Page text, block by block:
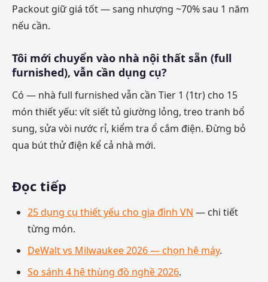
Packout giữ giá tốt — sang nhượng ~70% sau 1 năm
nếu cần.
Tôi mới chuyển vào nhà nội thất sẵn (full
furnished), vẫn cần dụng cụ?
Có — nhà full furnished vẫn cần Tier 1 (1tr) cho 15
món thiết yếu: vít siết tủ giường lỏng, treo tranh bổ
sung, sửa vòi nước rỉ, kiểm tra ổ cắm điện. Đừng bỏ
qua bút thử điện kể cả nhà mới.
Đọc tiếp
25 dụng cụ thiết yếu cho gia đình VN — chi tiết
từng món.
DeWalt vs Milwaukee 2026 — chọn hệ máy.
So sánh 4 hệ thùng đồ nghề 2026.